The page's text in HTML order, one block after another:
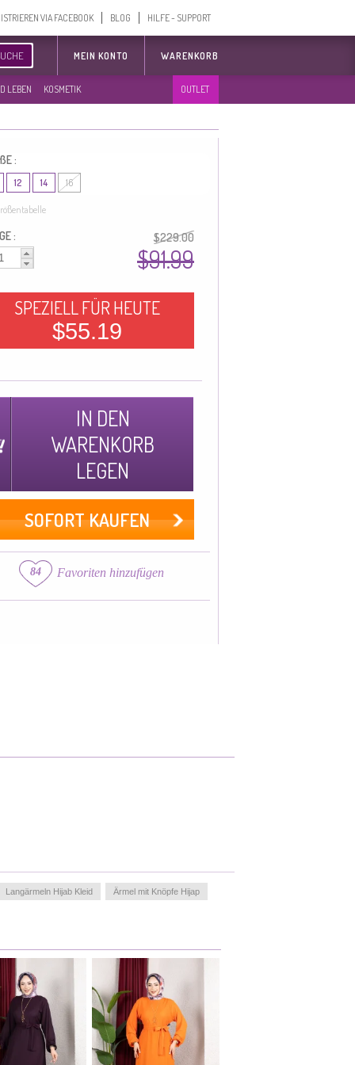
VIA FACEBOOK BLOG HILFE - SUPPORT
MEIN KONTO WARENKORB
LEBEN KOSMETIK OUTLET
:
12 14 16
: $229.00
$91.99
SPEZIELL FÜR HEUTE
$55.19
IN DEN
WARENKORB
LEGEN
SOFORT KAUFEN
84 Favoriten hinzufügen
Langärmeln Hijab Kleid Ärmel mit Knöpfe Hijap